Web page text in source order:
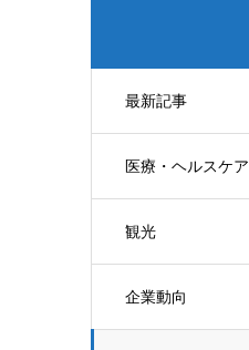
最新記事
医療・ヘルスケア
観光
企業動向